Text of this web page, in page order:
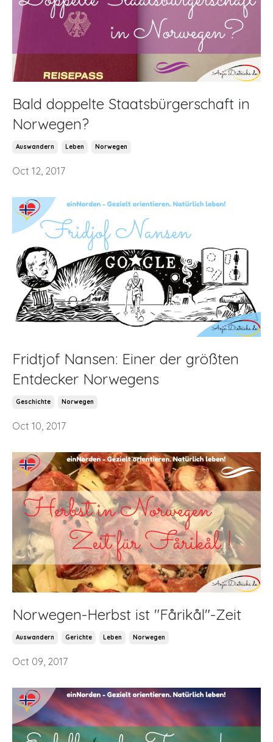
Bald doppelte Staatsbürgerschaft in
Norwegen?
Auswandern Leben Norwegen
Oct 12, 2017
Fridtjof Nansen: Einer der größten
Entdecker Norwegens
Geschichte Norwegen
Oct 10, 2017
Norwegen-Herbst ist "Fårikål"-Zeit
Auswandern Gerichte Leben Norwegen
Oct 09, 2017